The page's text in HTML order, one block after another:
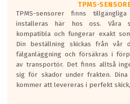
godkända för år 2016 nya regelverk.
Ett däck med en svart våg kommer
minst tre decibel tystare än det
regelverk som börjar gälla 2016.
TPMS-
TPMS-sensorer finns
installeras här hos oss. Våra
kompatibla och fungerar exakt
Din beställning skickas från vår
fälganläggning och försäkras i
av transportör. Det finns alltså
sig för skador under frakten.
kommer att levereras i perfekt